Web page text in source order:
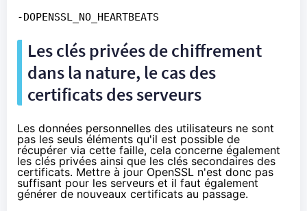
-DOPENSSL_NO_HEARTBEATS
Les clés privées de chiffrement
dans la nature, le cas des
certificats des serveurs
Les données personnelles des utilisateurs ne sont
pas les seuls éléments qu'il est possible de
récupérer via cette faille, cela concerne également
les clés privées ainsi que les clés secondaires des
certificats. Mettre à jour OpenSSL n'est donc pas
suffisant pour les serveurs et il faut également
générer de nouveaux certificats au passage.